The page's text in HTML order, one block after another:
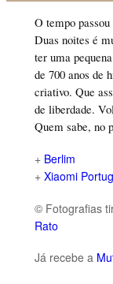
O tempo
Duas noites é
ter uma
de 700 anos de
criativo. Que
de liberdade.
Quem sabe, no
+ Berlim
+ Xiaomi
© Fotografias
Rato
Já recebe a